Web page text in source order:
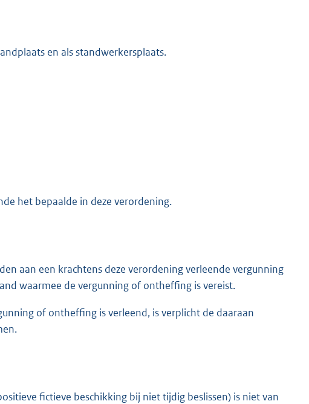
en als standwerkersplaats.
het bepaalde in deze verordening.
aan een krachtens deze verordening verleende vergunning
waarmee de vergunning of ontheffing is vereist.
of ontheffing is verleend, is verplicht de daaraan
fictieve beschikking bij niet tijdig beslissen) is niet van